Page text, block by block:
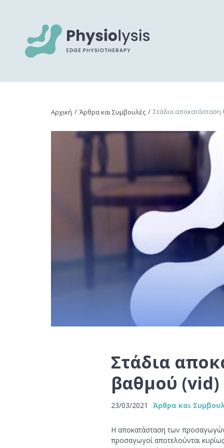
Αρχική / Άρθρα και Συμβουλές / Στάδια
Στάδια
βαθμού (vid)
23/03/2021 Άρθρα και
Η αποκατάσταση των προσαγωγών,
προσαγωγοί αποτελούνται κυρίως